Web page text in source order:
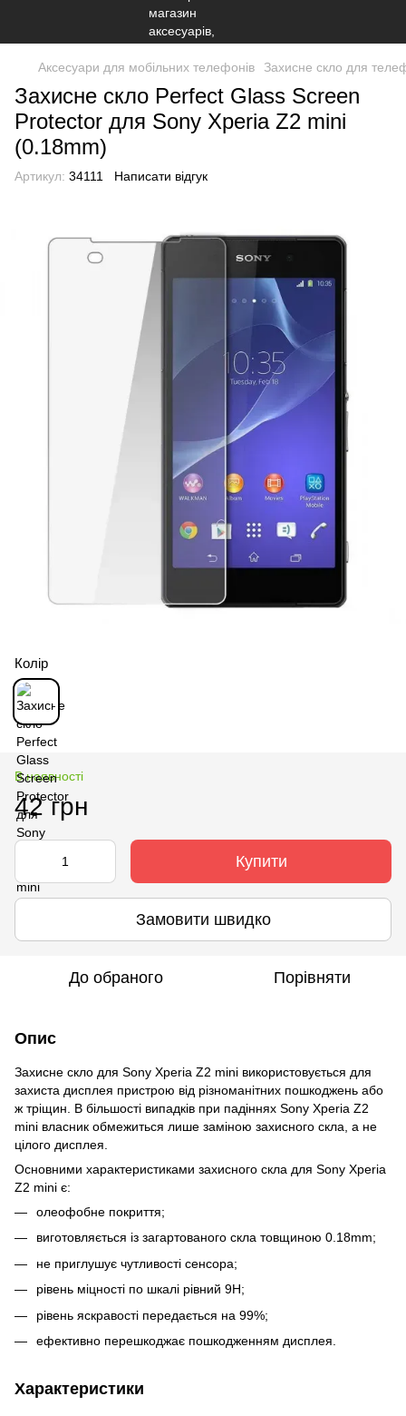
Аксесуари для мобільних телефонів Захисне скло для
Захисне скло Perfect Glass Screen
Protector для Sony Xperia Z2 mini
(0.18mm)
Артикул: 34111 Написати відгук
Колір
В наявності
42 грн
Купити
Замовити швидко
До обраного Порівняти
Опис
Захисне скло для Sony Xperia Z2 mini використовується для
захиста дисплея пристрою від різноманітних пошкоджень або
ж тріщин. В більшості випадків при падіннях Sony Xperia Z2
mini власник обмежиться лише заміною захисного скла, а не
цілого дисплея.
Основними характеристиками захисного скла для Sony Xperia
Z2 mini є:
олеофобне покриття;
виготовляється із загартованого скла товщиною 0.18mm;
не приглушує чутливості сенсора;
рівень міцності по шкалі рівний 9H;
рівень яскравості передається на 99%;
ефективно перешкоджає пошкодженням дисплея.
Характеристики